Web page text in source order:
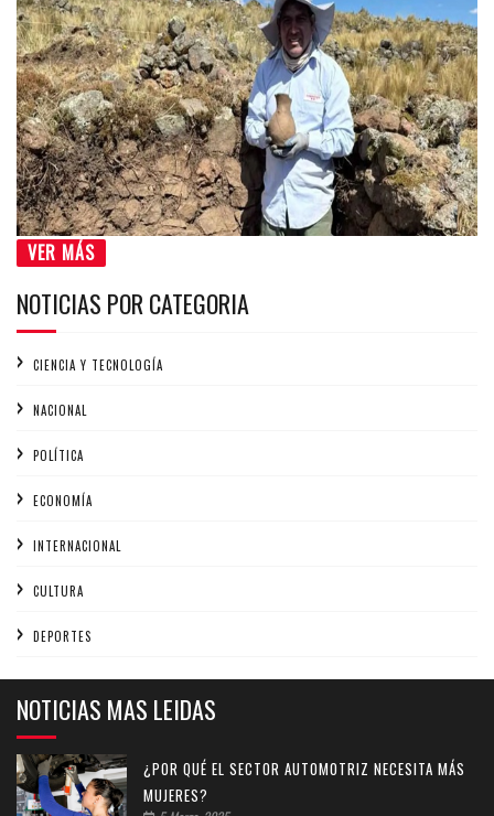
VER MÁS
NOTICIAS POR CATEGORIA
CIENCIA Y TECNOLOGÍA
NACIONAL
POLÍTICA
ECONOMÍA
INTERNACIONAL
CULTURA
DEPORTES
NOTICIAS MAS LEIDAS
¿POR QUÉ EL SECTOR AUTOMOTRIZ NECESITA MÁS
MUJERES?